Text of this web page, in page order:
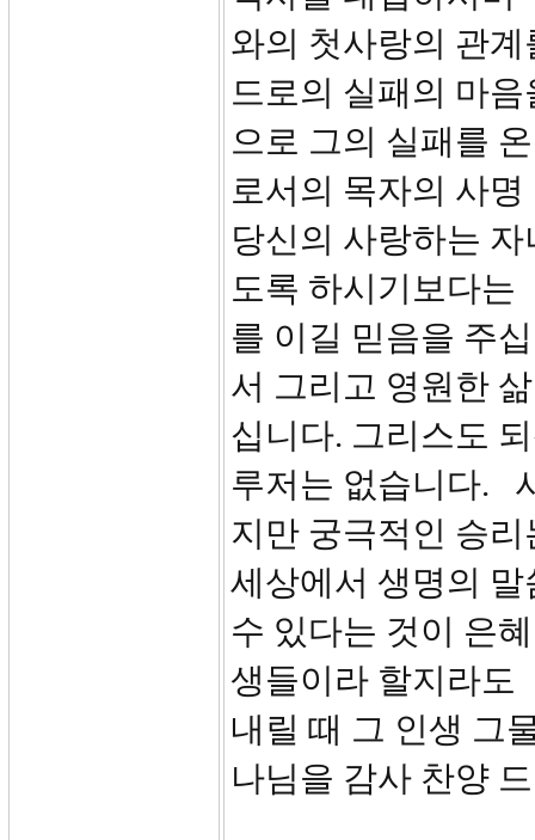
와의 첫사랑의 관
드로의 실패의 마
으로 그의 실패를
로서의 목자의 사
당신의 사랑하는
도록 하시기보다는
를 이길 믿음을 주
서 그리고 영원한
십니다. 그리스도
루저는 없습니다.
지만 궁극적인 승
세상에서 생명의
수 있다는 것이 은
생들이라 할지라도
내릴 때 그 인생 그
나님을 감사 찬양